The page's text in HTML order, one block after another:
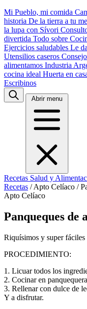
Mi Pueblo, mi comida
historia De la tierra a tu
la lupa con Sívori
divertida Todo sobre
Ejercicios saludables Le
Utensilios caseros
alimentamos Industria
cocina ideal Huerta en
Escribinos
Abrir menu
Recetas Salud y
Recetas / Apto Celíaco /
Apto Celíaco
Panqueques de
Riquísimos y super fáciles
PROCEDIMIENTO:
1. Licuar todos los
2. Cocinar en
3. Rellenar con dulce de
Y a disfrutar.